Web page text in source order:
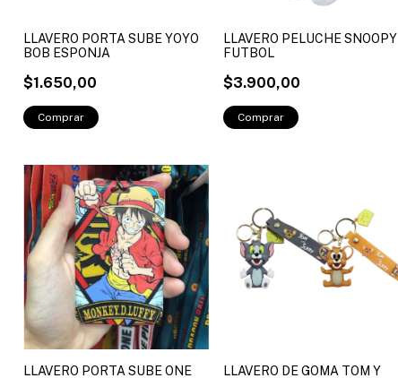
LLAVERO PORTA SUBE YOYO
BOB ESPONJA
$1.650,00
LLAVERO PELUCHE SNOOPY
FUTBOL
$3.900,00
LLAVERO PORTA SUBE ONE
LLAVERO DE GOMA TOM Y